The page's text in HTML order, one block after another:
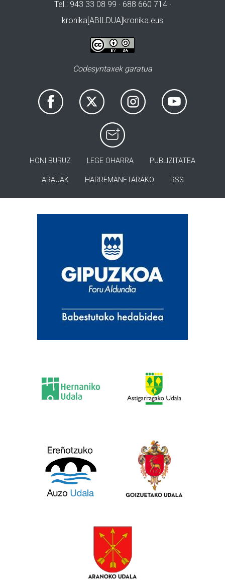
Tel.: 943 33 08 99 · 688 660 714 ·
kronika[ABILDUA]kronika.eus
Codesyntaxek garatua
HONI BURUZ LEGE OHARRA PUBLIZITATEA
ARAUAK HARREMANETARAKO RSS